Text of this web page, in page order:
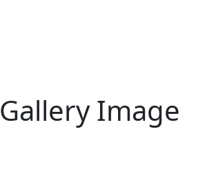
Gallery Image